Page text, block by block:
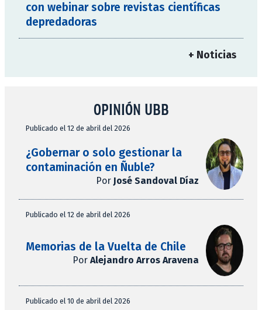
con webinar sobre revistas científicas
depredadoras
+ Noticias
OPINIÓN UBB
Publicado el 12 de abril del 2026
¿Gobernar o solo gestionar la
contaminación en Ñuble?
Por José Sandoval Díaz
Publicado el 12 de abril del 2026
Memorias de la Vuelta de Chile
Por Alejandro Arros Aravena
Publicado el 10 de abril del 2026